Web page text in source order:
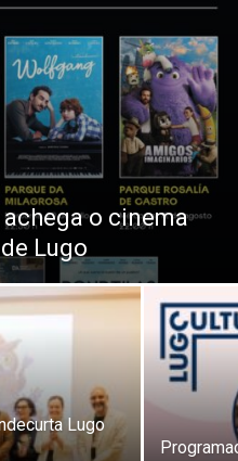
achega o cinema
Lugo
Lugo